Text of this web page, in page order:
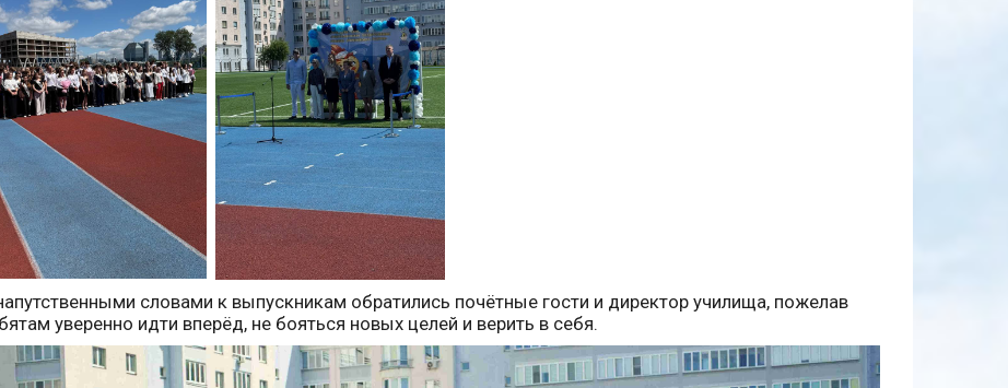
словами к выпускникам обратились почётные гости и директор училища, пожелав
уверенно идти вперёд, не бояться новых целей и верить в себя.